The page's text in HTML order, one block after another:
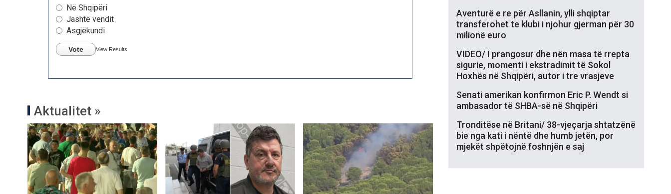
Në Shqipëri
Jashtë vendit
Asgjëkundi
Vote View Results
Aktualitet »
Aventurë e re për Asllanin, ylli shqiptar
transferohet te klubi i njohur gjerman për 30
milionë euro
VIDEO/ I prangosur dhe nën masa të rrepta
sigurie, momenti i ekstradimit të Sokol
Hoxhës në Shqipëri, autor i tre vrasjeve
Senati amerikan konfirmon Eric P. Wendt si
ambasador të SHBA-së në Shqipëri
Tronditëse në Britani/ 38-vjeçarja shtatzënë
bie nga kati i nëntë dhe humb jetën, por
mjekët shpëtojnë foshnjën e saj